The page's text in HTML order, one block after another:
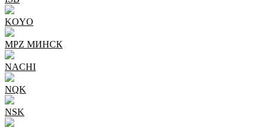
KOYO
MPZ МИНСК
NACHI
NQK
NSK